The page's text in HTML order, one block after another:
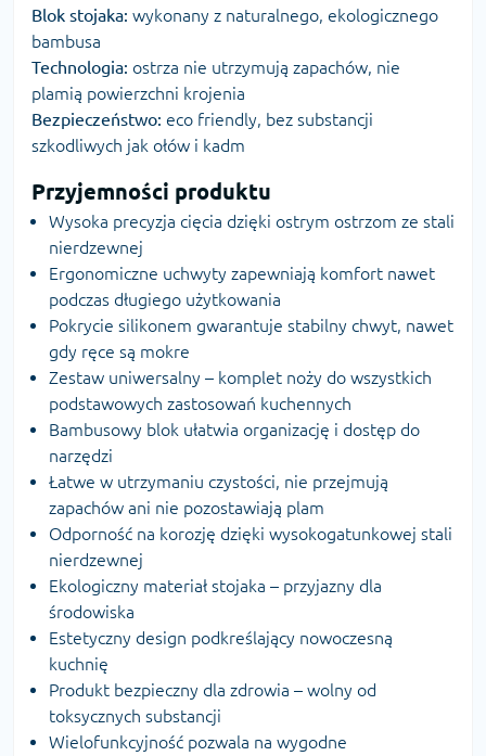
Blok stojaka: wykonany z naturalnego, ekologicznego
bambusa
Technologia: ostrza nie utrzymują zapachów, nie
plamią powierzchni krojenia
Bezpieczeństwo: eco friendly, bez substancji
szkodliwych jak ołów i kadm
Przyjemności produktu
Wysoka precyzja cięcia dzięki ostrym ostrzom ze stali
nierdzewnej
Ergonomiczne uchwyty zapewniają komfort nawet
podczas długiego użytkowania
Pokrycie silikonem gwarantuje stabilny chwyt, nawet
gdy ręce są mokre
Zestaw uniwersalny – komplet noży do wszystkich
podstawowych zastosowań kuchennych
Bambusowy blok ułatwia organizację i dostęp do
narzędzi
Łatwe w utrzymaniu czystości, nie przejmują
zapachów ani nie pozostawiają plam
Odporność na korozję dzięki wysokogatunkowej stali
nierdzewnej
Ekologiczny materiał stojaka – przyjazny dla
środowiska
Estetyczny design podkreślający nowoczesną
kuchnię
Produkt bezpieczny dla zdrowia – wolny od
toksycznych substancji
Wielofunkcyjność pozwala na wygodne